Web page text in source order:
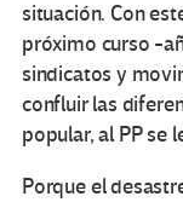
situación. Con
próximo curso -
sindicatos y
confluir las
popular, al PP se
Porque el